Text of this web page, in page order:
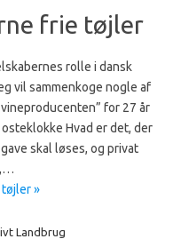
frie tøjler
rolle i dansk
vil sammenkoge nogle af
for 27 år
Hvad er det, der
skal løses, og privat
tøjler »
Landbrug